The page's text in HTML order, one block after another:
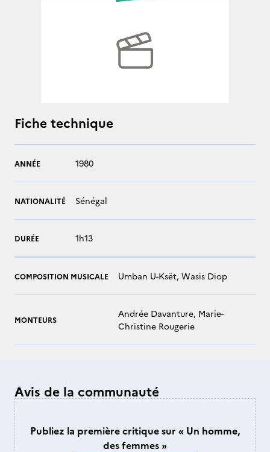
Fiche technique
ANNÉE 1980
NATIONALITÉ Sénégal
DURÉE 1h13
COMPOSITION MUSICALE Umban U-Ksët, Wasis Diop
MONTEURS
Andrée Davanture, Marie-
Christine Rougerie
Avis de la communauté
Publiez la première critique sur « Un homme,
des femmes »